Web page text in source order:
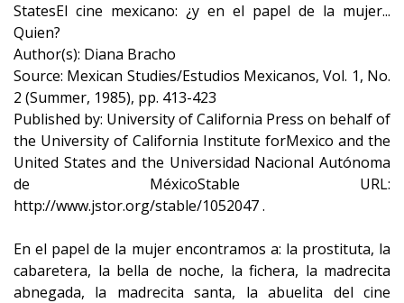
StatesEl cine mexicano: ¿y en el papel de la mujer...
Quien?
Author(s): Diana Bracho
Source: Mexican Studies/Estudios Mexicanos, Vol. 1, No.
2 (Summer, 1985), pp. 413-423
Published by: University of California Press on behalf of
the University of California Institute forMexico and the
United States and the Universidad Nacional Autónoma
de MéxicoStable URL:
http://www.jstor.org/stable/1052047 .
En el papel de la mujer encontramos a: la prostituta, la
cabaretera, la bella de noche, la fichera, la madrecita
abnegada, la madrecita santa, la abuelita del cine